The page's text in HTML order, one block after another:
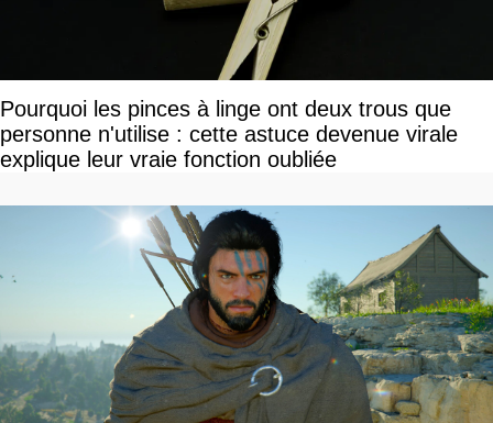
Pourquoi les pinces à linge ont deux trous que
personne n'utilise : cette astuce devenue virale
explique leur vraie fonction oubliée